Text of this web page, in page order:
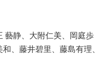
藝静、大附仁美、岡庭歩
、藤井碧里、藤島有理、